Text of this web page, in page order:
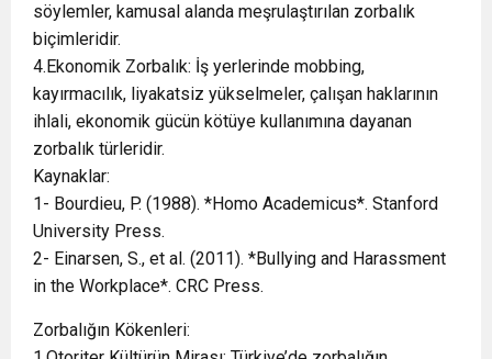
söylemler, kamusal alanda meşrulaştırılan zorbalık
biçimleridir.
4.Ekonomik Zorbalık: İş yerlerinde mobbing,
kayırmacılık, liyakatsiz yükselmeler, çalışan haklarının
ihlali, ekonomik gücün kötüye kullanımına dayanan
zorbalık türleridir.
Kaynaklar:
1- Bourdieu, P. (1988). *Homo Academicus*. Stanford
University Press.
2- Einarsen, S., et al. (2011). *Bullying and Harassment
in the Workplace*. CRC Press.
Zorbalığın Kökenleri: